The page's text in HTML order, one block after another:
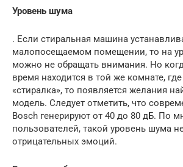
Уровень шума
. Если стиральная машина
малопосещаемом помещении, то на
можно не обращать внимания. Но
время находится в той же комнате, где
«стиралка», то появляется желания
модель. Следует отметить, что
Bosch генерируют от 40 до 80 дБ. По
пользователей, такой уровень шума
отрицательных эмоций.